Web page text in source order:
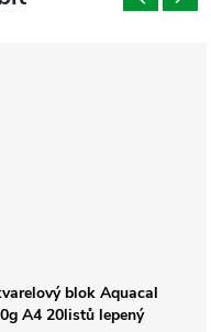
blok Aquacal
A4 20listů lepený